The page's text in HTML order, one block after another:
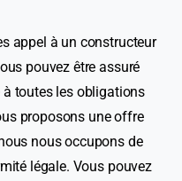
appel à un constructeur
pouvez être assuré
à toutes les obligations
proposons une offre
nous occupons de
légale. Vous pouvez